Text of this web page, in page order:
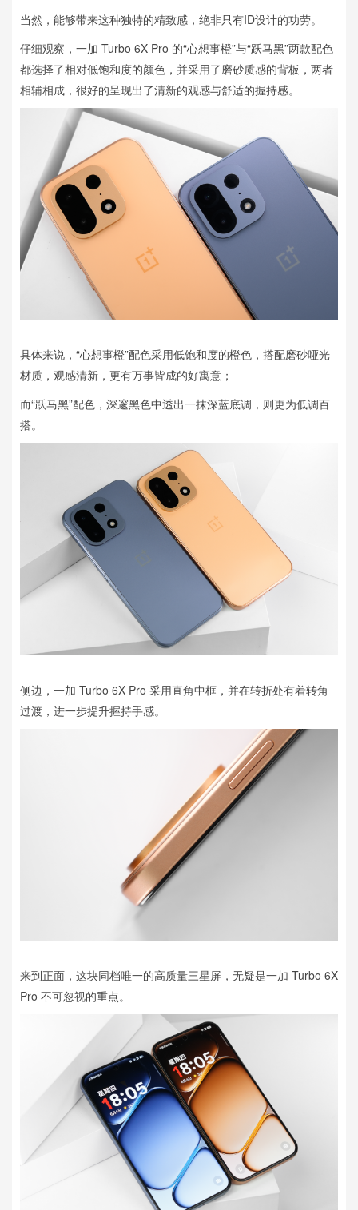
当然，能够带来这种独特的精致感，绝非只有ID设计的功劳。
仔细观察，一加 Turbo 6X Pro 的“心想事橙”与“跃马黑”两款配色
都选择了相对低饱和度的颜色，并采用了磨砂质感的背板，两者
相辅相成，很好的呈现出了清新的观感与舒适的握持感。
具体来说，“心想事橙”配色采用低饱和度的橙色，搭配磨砂哑光
材质，观感清新，更有万事皆成的好寓意；
而“跃马黑”配色，深邃黑色中透出一抹深蓝底调，则更为低调百
搭。
侧边，一加 Turbo 6X Pro 采用直角中框，并在转折处有着转角
过渡，进一步提升握持手感。
来到正面，这块同档唯一的高质量三星屏，无疑是一加 Turbo 6X
Pro 不可忽视的重点。